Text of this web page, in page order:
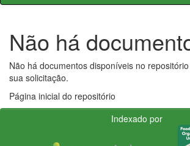
Não há
Não há documentos disponíveis no
sua solicitação.
Página inicial do repositório
Indexado por